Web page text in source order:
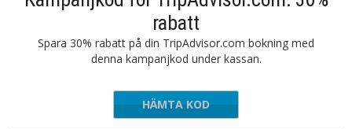
rabatt
Spara 30% rabatt på din TripAdvisor.com bokning med
denna kampanjkod under kassan.
LUV3
HÄMTA KOD